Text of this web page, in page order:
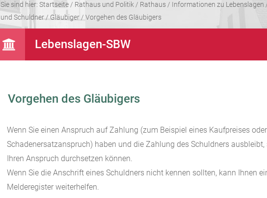
Sie sind hier: Startseite/ Rathaus und Politik / Rathaus/ Informationen zu Lebenslagen
und Schuldner/Gläubiger/ Vorgehen des Gläubigers
Lebenslagen-SBW
Vorgehen des Gläubigers
Wenn Sie einen Anspruch auf Zahlung (zum Beispiel eines Kaufpreises
Schadenersatzanspruch) haben und die Zahlung des Schuldners
Ihren Anspruch durchsetzen können.
Wenn Sie die Anschrift eines Schuldners nicht kennen sollten, kann Ihnen
Melderegister weiterhelfen.